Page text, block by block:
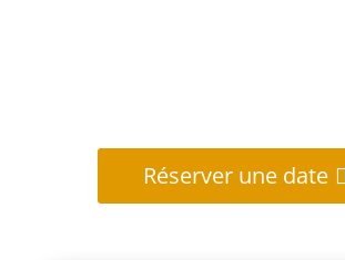
Réserver une date